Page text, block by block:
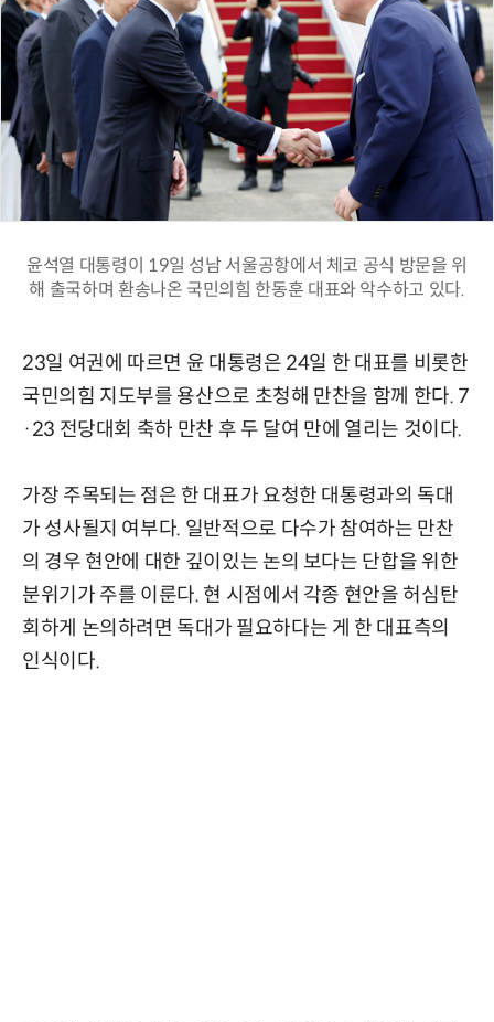
윤석열 대통령이 19일 성남 서울공항에서 체코 공식 방문을 위
해 출국하며 환송나온 국민의힘 한동훈 대표와 악수하고 있다.
23일 여권에 따르면 윤 대통령은 24일 한 대표를 비롯한
국민의힘 지도부를 용산으로 초청해 만찬을 함께 한다. 7
·23 전당대회 축하 만찬 후 두 달여 만에 열리는 것이다.
가장 주목되는 점은 한 대표가 요청한 대통령과의 독대
가 성사될지 여부다. 일반적으로 다수가 참여하는 만찬
의 경우 현안에 대한 깊이있는 논의 보다는 단합을 위한
분위기가 주를 이룬다. 현 시점에서 각종 현안을 허심탄
회하게 논의하려면 독대가 필요하다는 게 한 대표측의
인식이다.